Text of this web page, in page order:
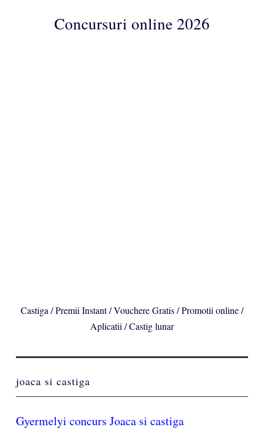
ConcursuriConcursuri online 2026
Castiga / Premii Instant / Vouchere Gratis / Promotii online /
Aplicatii / Castig lunar
joaca si castiga
Gyermelyi concurs Joaca si castiga